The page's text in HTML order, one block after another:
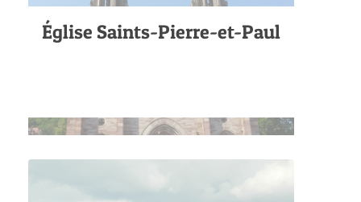
Église Saints-Pierre-et-Paul